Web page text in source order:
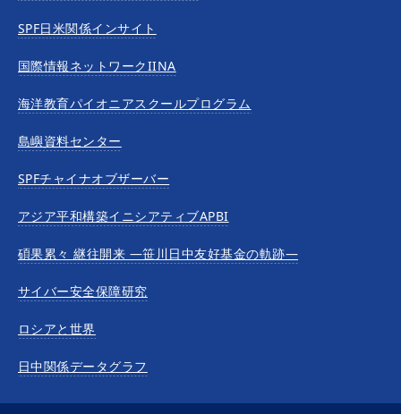
SPF日米関係インサイト
国際情報ネットワークIINA
海洋教育パイオニアスクールプログラム
島嶼資料センター
SPFチャイナオブザーバー
アジア平和構築イニシアティブAPBI
碩果累々 継往開来 —笹川日中友好基金の軌跡—
サイバー安全保障研究
ロシアと世界
日中関係データグラフ